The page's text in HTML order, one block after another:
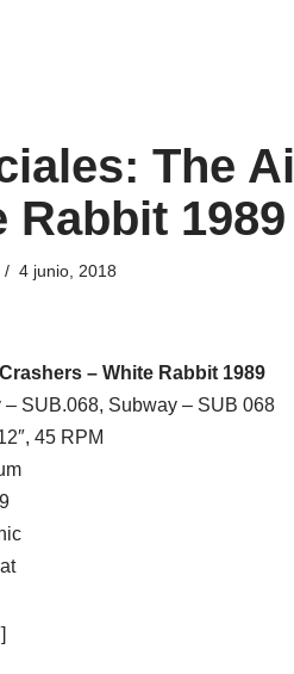
The
Rabbit 1989
4 junio, 2018
‎– White Rabbit 1989
‎– SUB.068, Subway ‎– SUB 068
45 RPM